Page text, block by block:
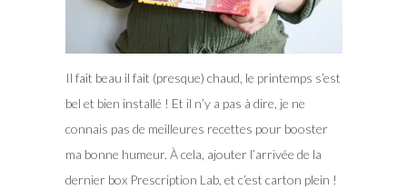
Il fait beau il fait (presque) chaud, le printemps s’est
bel et bien installé ! Et il n’y a pas à dire, je ne
connais pas de meilleures recettes pour booster
ma bonne humeur. À cela, ajouter l’arrivée de la
dernier box Prescription Lab, et c’est carton plein !